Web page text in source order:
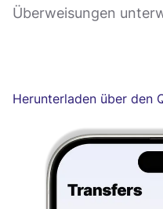
Überweisungen
Herunterladen über den